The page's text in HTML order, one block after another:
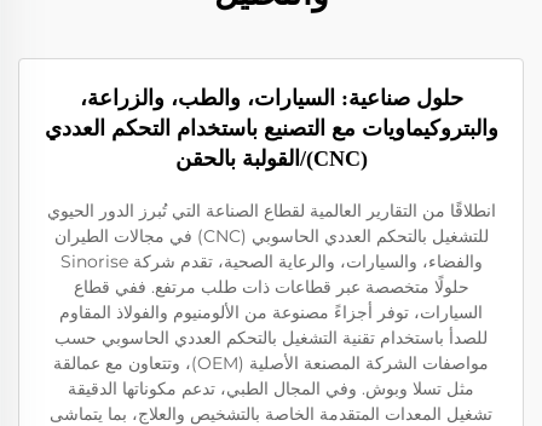
حلول صناعية: السيارات، والطب، والزراعة،
والبتروكيماويات مع التصنيع باستخدام التحكم العددي
(CNC)/القولبة بالحقن
انطلاقًا من التقارير العالمية لقطاع الصناعة التي تُبرز الدور الحيوي
للتشغيل بالتحكم العددي الحاسوبي (CNC) في مجالات الطيران
والفضاء، والسيارات، والرعاية الصحية، تقدم شركة Sinorise
حلولًا متخصصة عبر قطاعات ذات طلب مرتفع. ففي قطاع
السيارات، توفر أجزاءً مصنوعة من الألومنيوم والفولاذ المقاوم
للصدأ باستخدام تقنية التشغيل بالتحكم العددي الحاسوبي حسب
مواصفات الشركة المصنعة الأصلية (OEM)، وتتعاون مع عمالقة
مثل تسلا وبوش. وفي المجال الطبي، تدعم مكوناتها الدقيقة
تشغيل المعدات المتقدمة الخاصة بالتشخيص والعلاج، بما يتماشى